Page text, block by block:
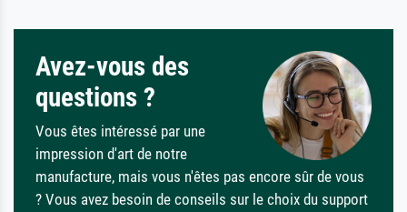
Avez-vous des
questions ?
Vous êtes intéressé par une
impression d'art de notre
manufacture, mais vous n'êtes pas encore sûr de vous
? Vous avez besoin de conseils sur le choix du support